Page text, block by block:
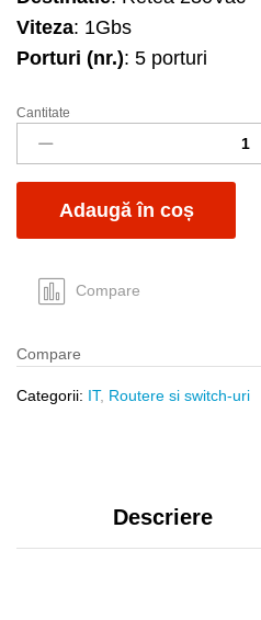
Viteza: 1Gbs
Porturi (nr.): 5 porturi
Switch
TL-
SG1005D
Link
Cantitate
Adaugă în coș
Compare
Compare
Categorii: IT, Routere si switch-uri
Descriere